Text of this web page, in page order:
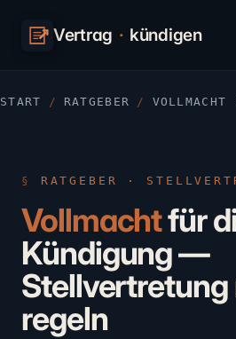
Vertrag · kündigen
START / RATGEBER / VOLLMACHT
RATGEBER ·
Vollmachtfür
Kündigung —
regeln